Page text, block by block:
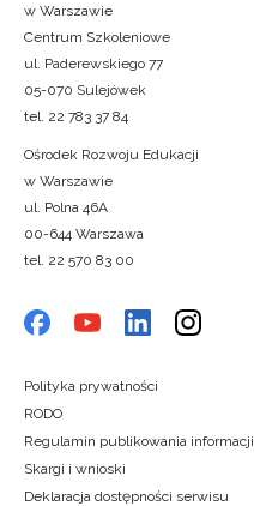
w Warszawie
Centrum Szkoleniowe
ul. Paderewskiego 77
05-070 Sulejówek
tel. 22 783 37 84
Ośrodek Rozwoju Edukacji
w Warszawie
ul. Polna 46A
00-644 Warszawa
tel. 22 570 83 00
Polityka prywatności
RODO
Regulamin publikowania informacji
Skargi i wnioski
Deklaracja dostępności serwisu